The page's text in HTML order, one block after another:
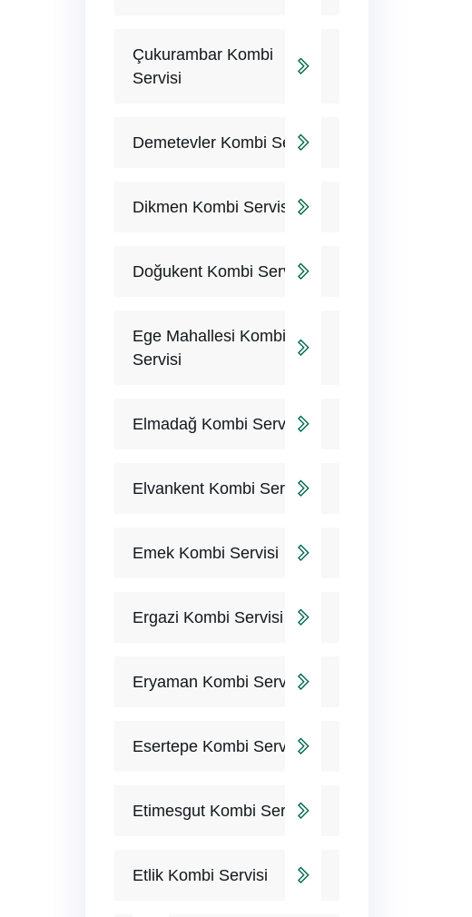
Çukurambar Kombi
Servisi
Demetevler Kombi Servisi
Dikmen Kombi Servisi
Doğukent Kombi Servisi
Ege Mahallesi Kombi
Servisi
Elmadağ Kombi Servisi
Elvankent Kombi Servisi
Emek Kombi Servisi
Ergazi Kombi Servisi
Eryaman Kombi Servisi
Esertepe Kombi Servisi
Etimesgut Kombi Servisi
Etlik Kombi Servisi